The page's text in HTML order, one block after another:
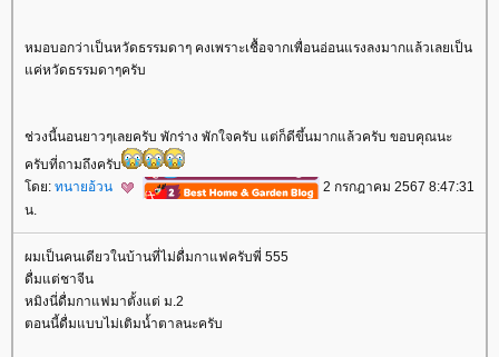
หมอบอกว่าเป็นหวัดธรรมดาๆ คงเพราะเชื้อจากเพื่อนอ่อนแรงลงมากแล้วเลยเป็น
ค่หวัดธรรมดาๆครับ
ช่วงนี้นอนยาวๆเลยครับ พักร่าง พักใจครับ แต่ก็ดีขึ้นมากแล้วครับ ขอบคุณนะ
ครับที่ถามถึงครับ
ดย: ทนายอ้วน
2 กรกฎาคม 2567 8:47:31
น.
ผมเป็นคนเดียวในบ้านที่ไม่ดื่มกาแฟครับพี่ 555
ดื่มแต่ชาจีน
หมิงนี่ดื่มกาแฟมาตั้งแต่ ม.2
ตอนนี้ดื่มแบบไม่เติมน้ำตาลนะครับ